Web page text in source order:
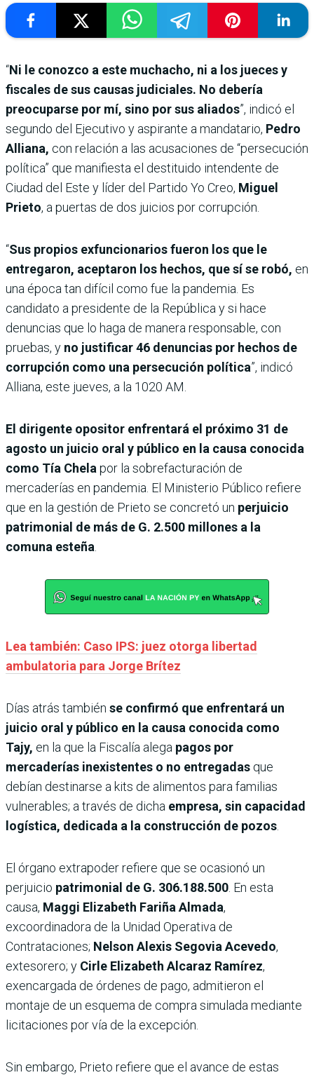
“Ni le conozco a este muchacho, ni a los jueces y
fiscales de sus causas judiciales. No debería
preocuparse por mí, sino por sus aliados”, indicó el
segundo del Ejecutivo y aspirante a mandatario, Pedro
Alliana, con relación a las acusaciones de “persecución
política” que manifiesta el destituido intendente de
Ciudad del Este y líder del Partido Yo Creo, Miguel
Prieto, a puertas de dos juicios por corrupción.
“Sus propios exfuncionarios fueron los que le
entregaron, aceptaron los hechos, que sí se robó, en
una época tan difícil como fue la pandemia. Es
candidato a presidente de la República y si hace
denuncias que lo haga de manera responsable, con
pruebas, y no justificar 46 denuncias por hechos de
corrupción como una persecución política”, indicó
Alliana, este jueves, a la 1020 AM.
El dirigente opositor enfrentará el próximo 31 de
agosto un juicio oral y público en la causa conocida
como Tía Chela por la sobrefacturación de
mercaderías en pandemia. El Ministerio Público refiere
que en la gestión de Prieto se concretó un perjuicio
patrimonial de más de G. 2.500 millones a la
comuna esteña
Lea también: Caso IPS: juez otorga libertad
ambulatoria para Jorge Brítez
Días atrás también se confirmó que enfrentará un
juicio oral y público en la causa conocida como
Tajy, en la que la Fiscalía alega pagos por
mercaderías inexistentes o no entregadas que
debían destinarse a kits de alimentos para familias
vulnerables; a través de dicha empresa, sin capacidad
logística, dedicada a la construcción de pozos
El órgano extrapoder refiere que se ocasionó un
perjuicio patrimonial de G. 306.188.500 . En esta
causa, Maggi Elizabeth Fariña Almada,
excoordinadora de la Unidad Operativa de
Contrataciones; Nelson Alexis Segovia Acevedo,
extesorero; y Cirle Elizabeth Alcaraz Ramírez,
exencargada de órdenes de pago, admitieron el
montaje de un esquema de compra simulada mediante
licitaciones por vía de la excepción.
Sin embargo, Prieto refiere que el avance de estas